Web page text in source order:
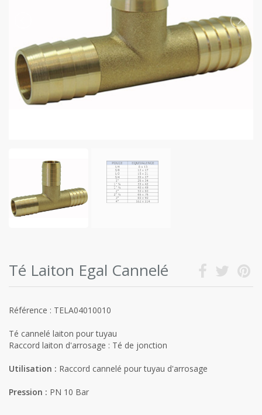
Té Laiton Egal Cannelé
Référence : TELA04010010
Té cannelé laiton pour tuyau
Raccord laiton d'arrosage : Té de jonction
Utilisation : Raccord cannelé pour tuyau d'arrosage
Pression : PN 10 Bar